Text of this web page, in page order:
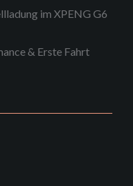
im XPENG G6
& Erste Fahrt